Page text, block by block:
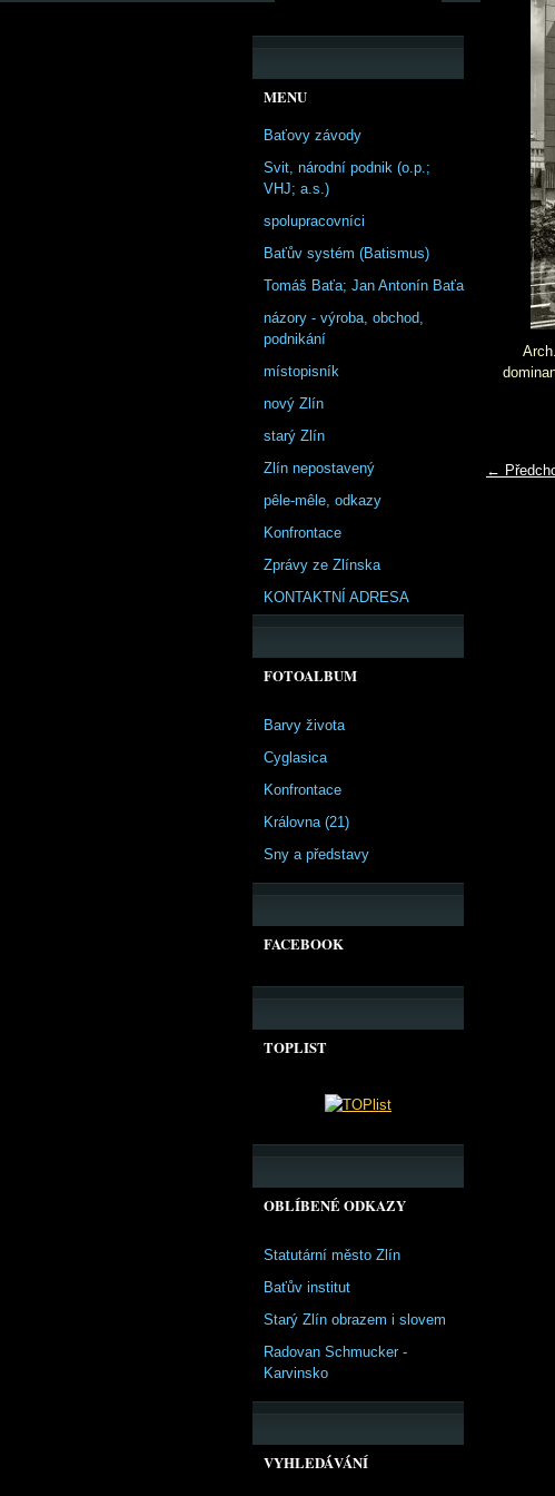
←
MENU
Baťovy závody
Svit, národní podnik (o.p.;
VHJ; a.s.)
spolupracovníci
Baťův systém (Batismus)
Tomáš Baťa; Jan Antonín Baťa
názory - výroba, obchod,
podnikání
místopisník
nový Zlín
starý Zlín
Zlín nepostavený
pêle-mêle, odkazy
Konfrontace
Zprávy ze Zlínska
KONTAKTNÍ ADRESA
FOTOALBUM
Barvy života
Cyglasica
Konfrontace
Královna (21)
Sny a představy
FACEBOOK
TOPLIST
OBLÍBENÉ ODKAZY
Statutární město Zlín
Baťův institut
Starý Zlín obrazem i slovem
Radovan Schmucker -
Karvinsko
VYHLEDÁVÁNÍ